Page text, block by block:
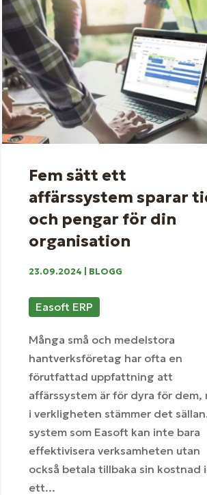
Fem sätt ett
affärssystem sparar
och pengar för din
organisation
23.09.2024 BLOGG
Easoft ERP
Många små och medelstora
hantverksföretag har ofta en
förutfattad uppfattning att
affärssystem är för dyra för dem,
i verkligheten stämmer det
system som Easoft kan inte bara
effektivisera verksamheten utan
också betala tillbaka sin kostnad
ett...